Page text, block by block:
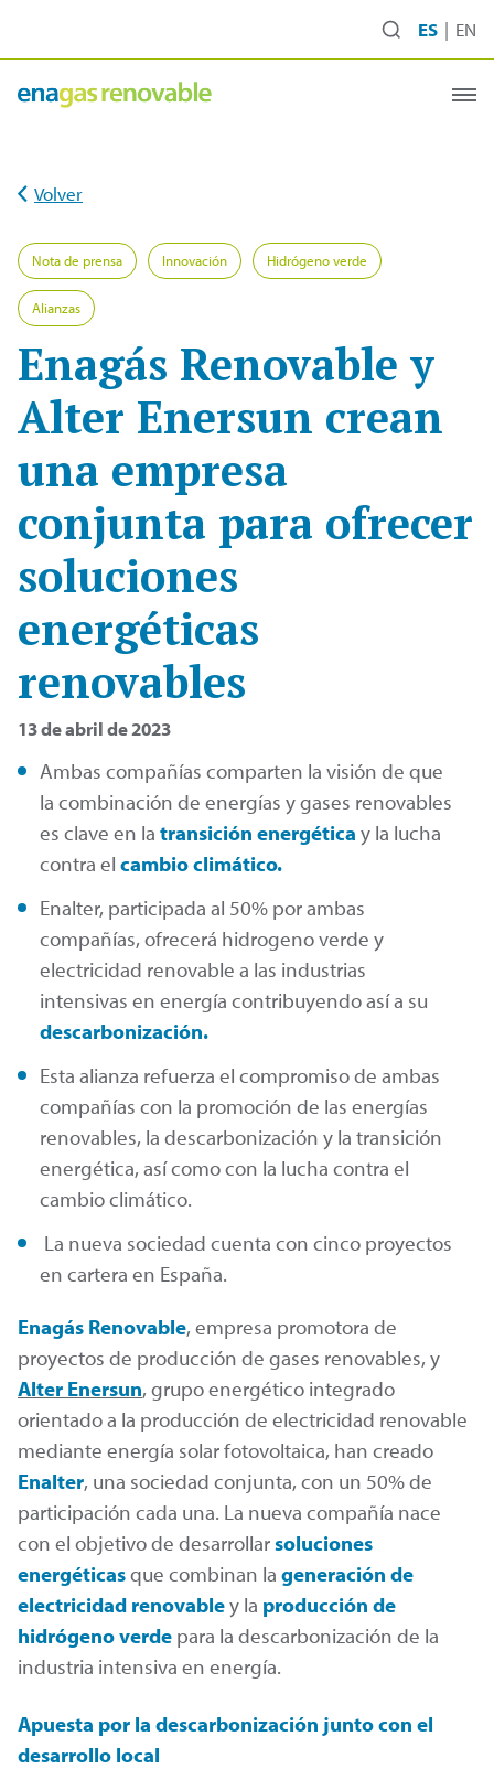
ES EN
Volver
Nota de prensa Innovación Hidrógeno verde
Alianzas
Enagás Renovable y
Alter Enersun crean
una empresa
conjunta para ofrecer
soluciones
energéticas
renovables
13 de abril de 2023
Ambas compañías comparten la visión de que
la combinación de energías y gases renovables
es clave en la transición energética y la lucha
contra el cambio climático.
Enalter, participada al 50% por ambas
compañías, ofrecerá hidrogeno verde y
electricidad renovable a las industrias
intensivas en energía contribuyendo así a su
descarbonización.
Esta alianza refuerza el compromiso de ambas
compañías con la promoción de las energías
renovables, la descarbonización y la transición
energética, así como con la lucha contra el
cambio climático.
La nueva sociedad cuenta con cinco proyectos
en cartera en España.
Enagás Renovable, empresa promotora de
proyectos de producción de gases renovables, y
Alter Enersun, grupo energético integrado
orientado a la producción de electricidad renovable
mediante energía solar fotovoltaica, han creado
Enalter, una sociedad conjunta, con un 50% de
participación cada una. La nueva compañía nace
con el objetivo de desarrollarsoluciones
energéticasque combinan la generación de
electricidad renovabley la producción de
hidrógeno verde para la descarbonización de la
industria intensiva en energía.
Apuesta por la descarbonización junto con el
desarrollo local